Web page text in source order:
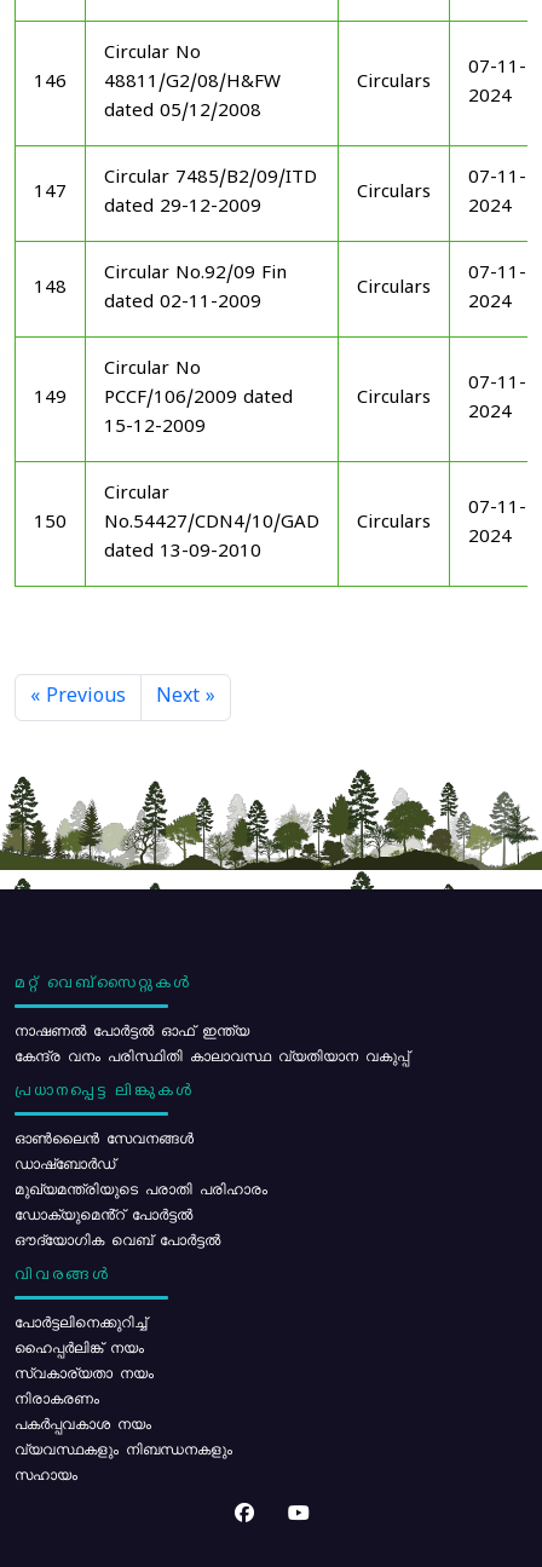
146
Circular No
48811/G2/08/H&FW
dated 05/12/2008
Circulars
07-11-
2024
147
Circular 7485/B2/09/ITD
dated 29-12-2009
Circulars
07-11-
2024
148
Circular No.92/09 Fin
dated 02-11-2009
Circulars
07-11-
2024
149
Circular No
PCCF/106/2009 dated
15-12-2009
Circulars
07-11-
2024
150
Circular
No.54427/CDN4/10/GAD
dated 13-09-2010
Circulars
07-11-
2024
« Previous Next »
മറ്റ് വെബ്സൈറ്റുകൾ
നാഷണൽ പോർട്ടൽ ഓഫ് ഇന്ത്യ
കേന്ദ്ര വനം പരിസ്ഥിതി കാലാവസ്ഥ വ്യതിയാന വകുപ്പ്
പ്രധാനപ്പെട്ട ലിങ്കുകൾ
ഓൺലൈൻ സേവനങ്ങൾ
ഡാഷ്ബോർഡ്
മുഖ്യമന്ത്രിയുടെ പരാതി പരിഹാരം
ഡോക്യുമെൻ്റ് പോർട്ടൽ
ഔദ്യോഗിക വെബ് പോർട്ടൽ
വിവരങ്ങൾ
പോര്‍ട്ടലിനെക്കുറിച്ച്
ഹൈപ്പർലിങ്ക് നയം
സ്വകാര്യതാ നയം
നിരാകരണം
പകർപ്പവകാശ നയം
വ്യവസ്ഥകളും നിബന്ധനകളും
സഹായം